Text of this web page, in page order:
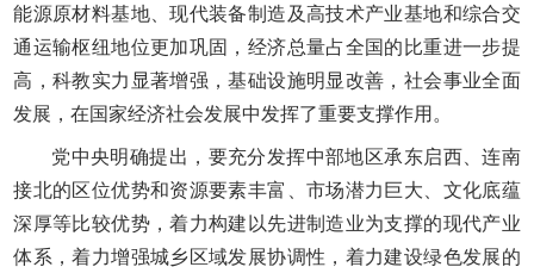
能源原材料基地、现代装备制造及高技术产业基地和综合交
通运输枢纽地位更加巩固，经济总量占全国的比重进一步提
高，科教实力显著增强，基础设施明显改善，社会事业全面
发展，在国家经济社会发展中发挥了重要支撑作用。
党中央明确提出，要充分发挥中部地区承东启西、连南
接北的区位优势和资源要素丰富、市场潜力巨大、文化底蕴
深厚等比较优势，着力构建以先进制造业为支撑的现代产业
体系，着力增强城乡区域发展协调性，着力建设绿色发展的